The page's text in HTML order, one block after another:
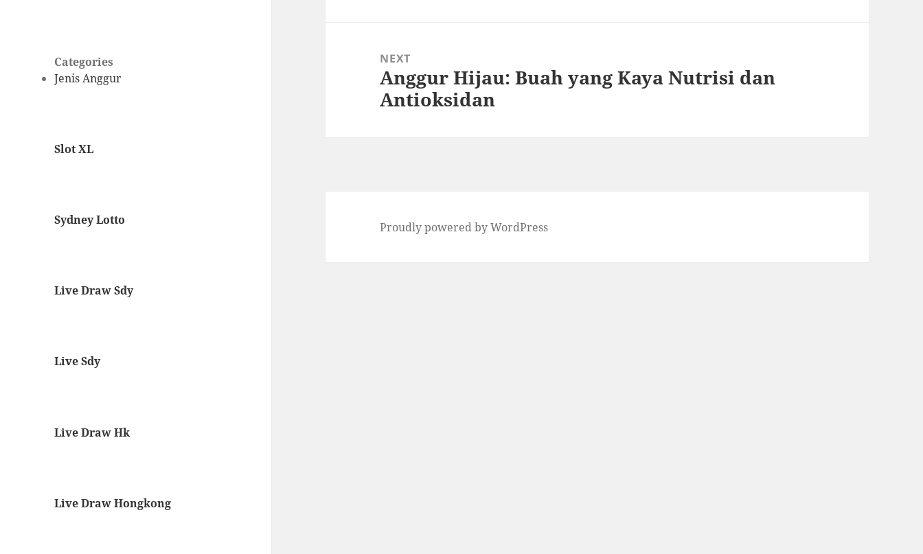
Categories
Jenis Anggur
Slot XL
Sydney Lotto
Live Draw Sdy
Live Sdy
Live Draw Hk
Live Draw Hongkong
NEXT
Next
post:
Anggur Hijau: Buah yang Kaya Nutrisi dan
Antioksidan
Proudly powered by WordPress